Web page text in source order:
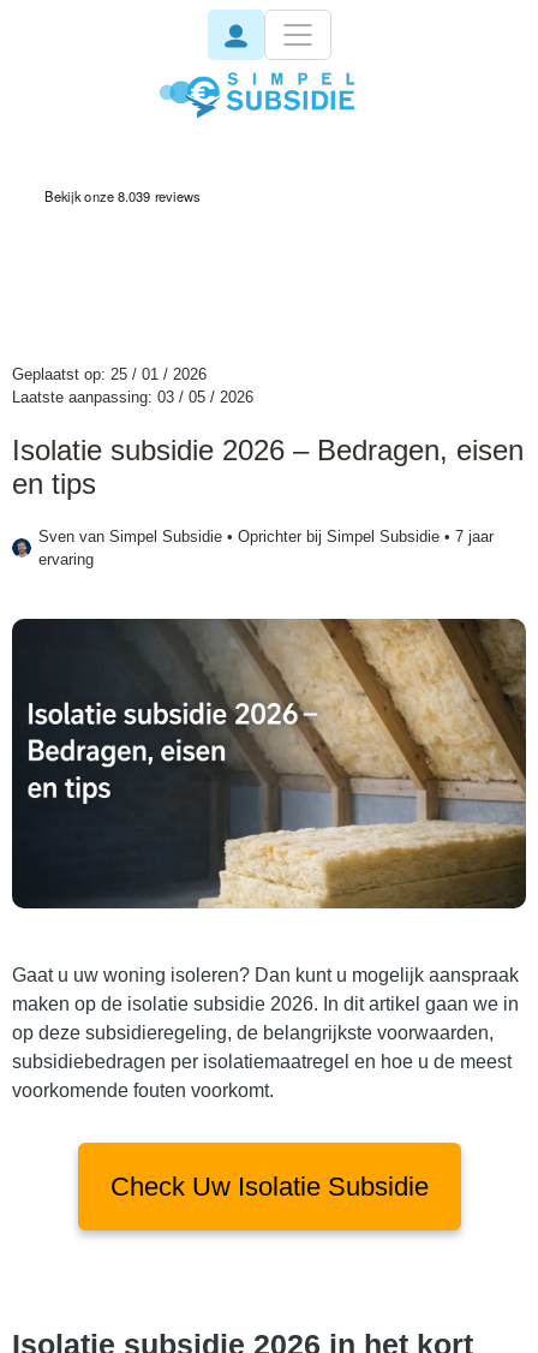
Geplaatst op: 25 / 01 / 2026
Laatste aanpassing: 03 / 05 / 2026
Isolatie subsidie 2026 – Bedragen, eisen
en tips
Sven van Simpel Subsidie • Oprichter bij Simpel Subsidie • 7 jaar
ervaring
Gaat u uw woning isoleren? Dan kunt u mogelijk aanspraak
maken op de isolatie subsidie 2026. In dit artikel gaan we in
op deze subsidieregeling, de belangrijkste voorwaarden,
subsidiebedragen per isolatiemaatregel en hoe u de meest
voorkomende fouten voorkomt.
Check Uw Isolatie Subsidie
Isolatie subsidie 2026 in het kort